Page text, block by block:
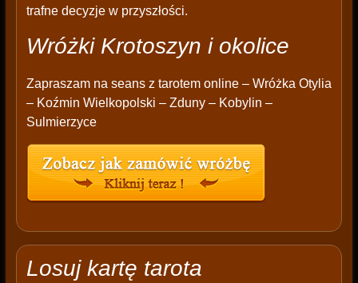
trafne decyzje w przyszłości.
Wróżki Krotoszyn i okolice
Zapraszam na seans z tarotem online – Wróżka Otylia
– Koźmin Wielkopolski – Zduny – Kobylin –
Sulmierzyce
Losuj kartę tarota